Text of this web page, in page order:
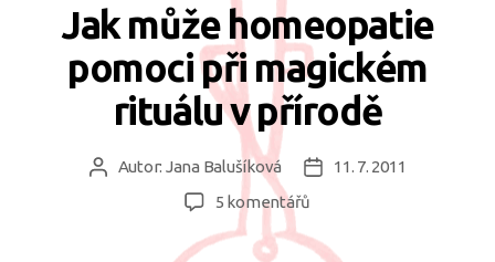
Jak může homeopatie
pomoci při magickém
rituálu v přírodě
AutorAutor: Jana Balušíková
Datum
11. 7. 2011
5 komentářů
s